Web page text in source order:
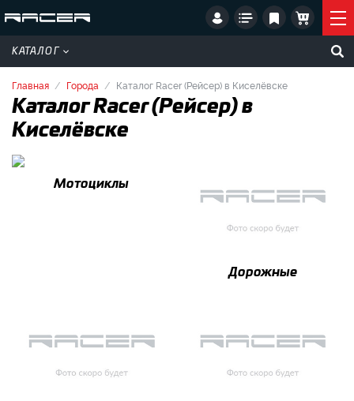
КАТАЛОГ
Главная Города Каталог Racer (Рейсер) в Киселёвске
Каталог Racer (Рейсер) в
Киселёвске
Мотоциклы
Дорожные